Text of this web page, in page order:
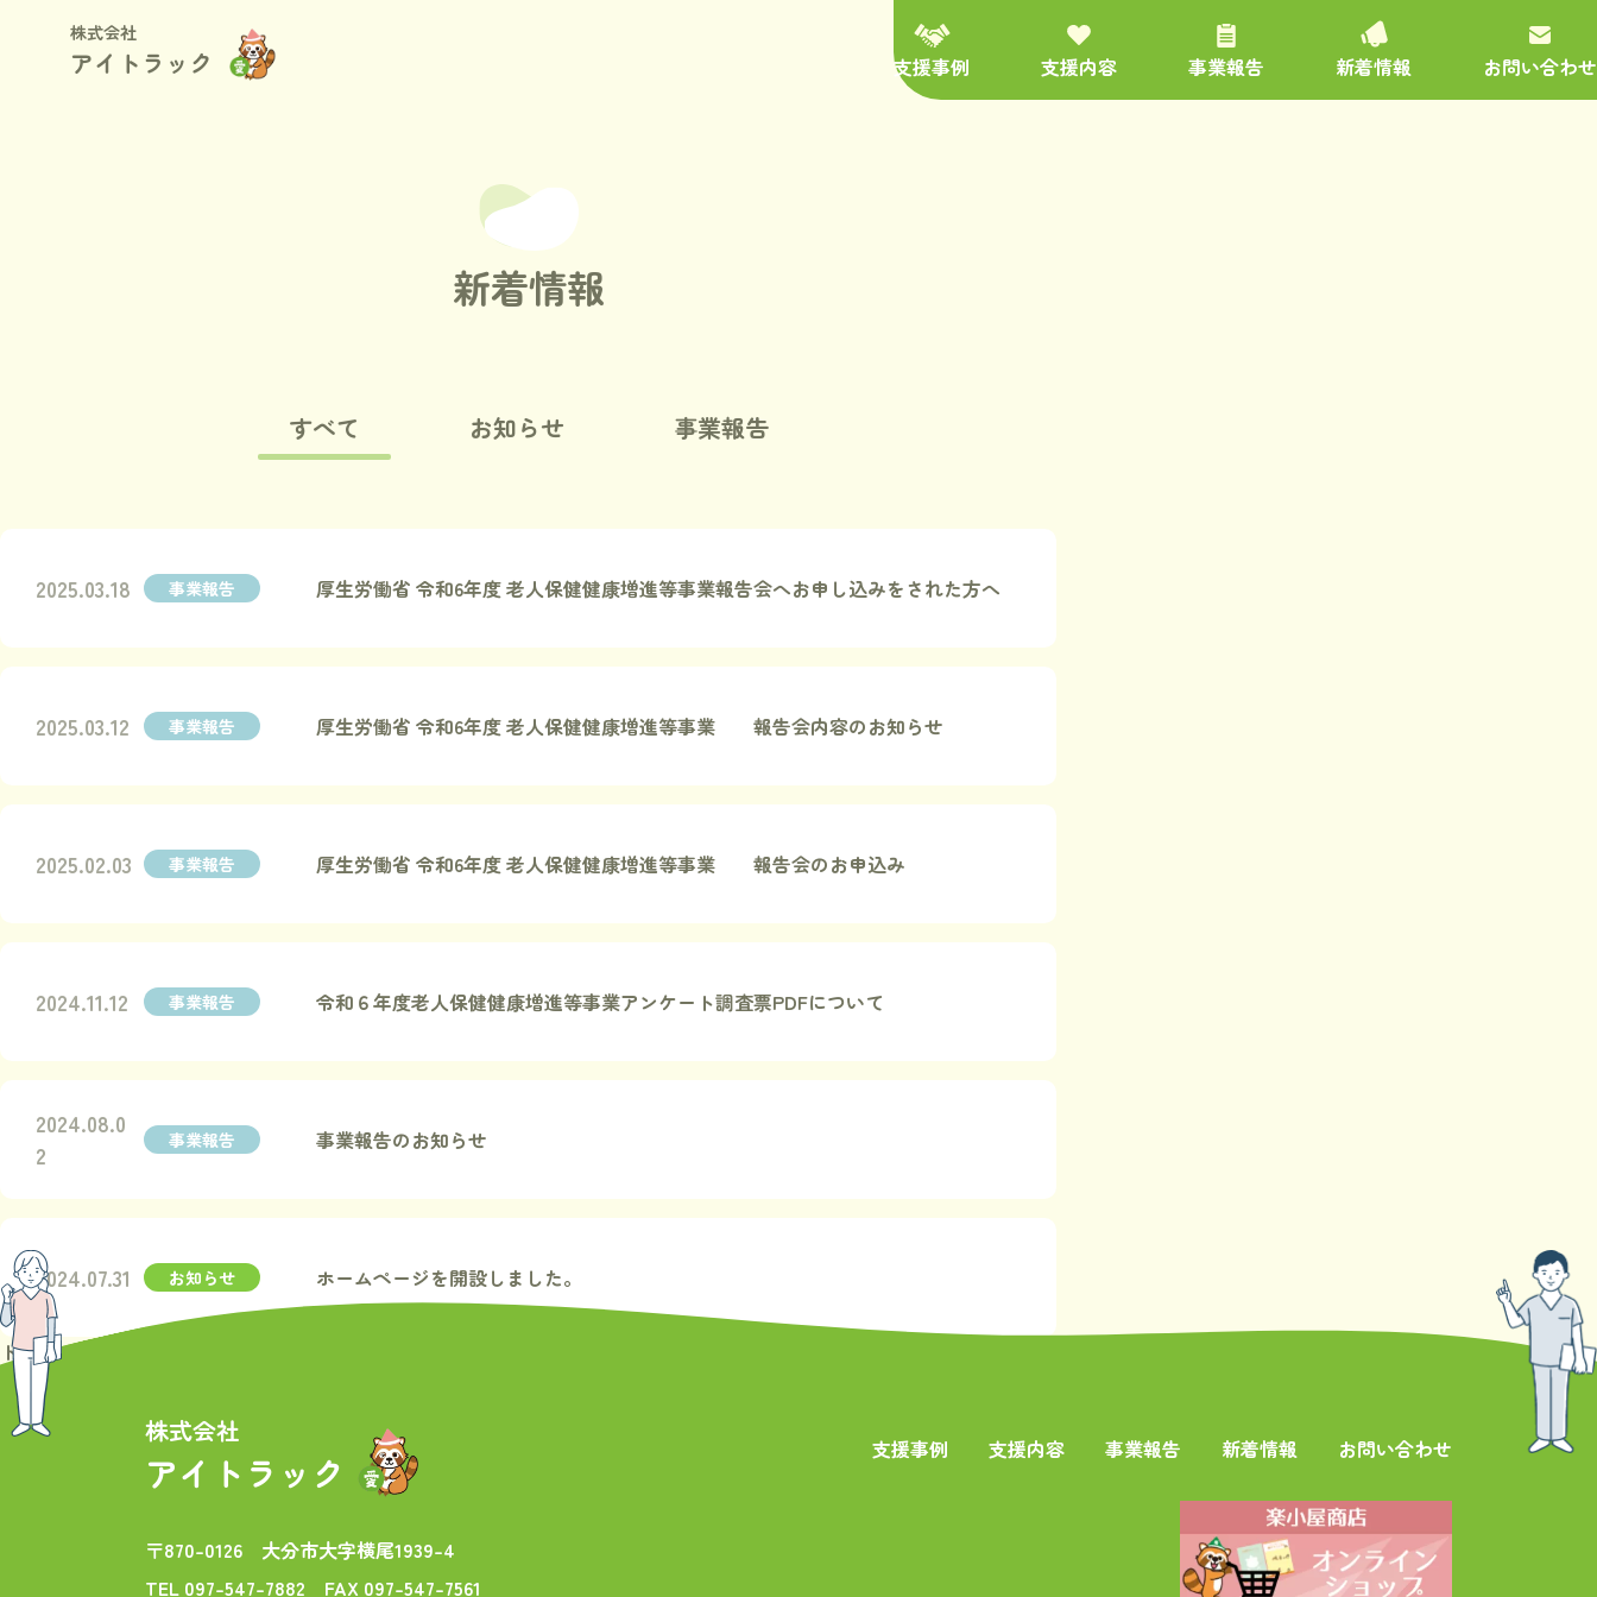
株式会社
アイトラック 支援事例 支援内容 事業報告 新着情報 お問い合わせ
新着情報
すべて お知らせ 事業報告
2025.03.18 事業報告 厚生労働省 令和6年度 老人保健健康増進等事業報告会へお申し込みをされた方へ
2025.03.12 事業報告 厚生労働省 令和6年度 老人保健健康増進等事業 報告会内容のお知らせ
2025.02.03 事業報告 厚生労働省 令和6年度 老人保健健康増進等事業 報告会のお申込み
2024.11.12 事業報告 令和６年度老人保健健康増進等事業アンケート調査票PDFについて
2024.08.0
2
事業報告 事業報告のお知らせ
2024.07.31 お知らせ ホームページを開設しました。
トップ
株式会社
アイトラック
〒870-0126 大分市大字横尾1939-4
TEL 097-547-7882 FAX 097-547-7561
支援事例 支援内容 事業報告 新着情報 お問い合わせ